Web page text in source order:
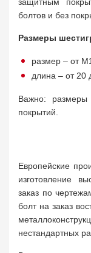
болтов и без
Размеры
размер – от
длина – от 20
Важно: размеры
покрытий.
Европейские
изготовление
заказ по
болт на заказ
нестандартных